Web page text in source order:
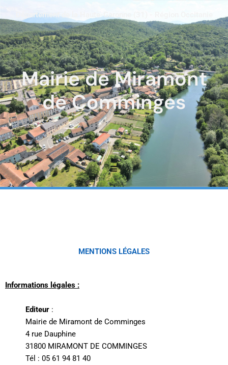
Mairie de Miramont
de Comminges
Département de la Haute-Garonne (31) - Région Occitanie
MENTIONS LÉGALES
Informations légales :
Editeur :
Mairie de Miramont de Comminges
4 rue Dauphine
31800 MIRAMONT DE COMMINGES
Tél : 05 61 94 81 40